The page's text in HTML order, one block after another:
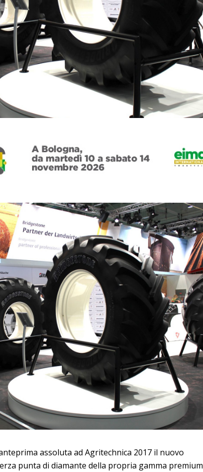
assoluta ad Agritechnica 2017 il nuovo
punta di diamante della propria gamma premium